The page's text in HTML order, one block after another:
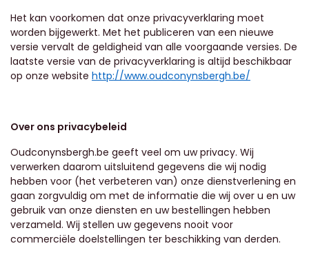
Het kan voorkomen dat onze privacyverklaring moet
worden bijgewerkt. Met het publiceren van een nieuwe
versie vervalt de geldigheid van alle voorgaande versies. De
laatste versie van de privacyverklaring is altijd beschikbaar
op onze website http://www.oudconynsbergh.be/
Over ons privacybeleid
Oudconynsbergh.be geeft veel om uw privacy. Wij
verwerken daarom uitsluitend gegevens die wij nodig
hebben voor (het verbeteren van) onze dienstverlening en
gaan zorgvuldig om met de informatie die wij over u en uw
gebruik van onze diensten en uw bestellingen hebben
verzameld. Wij stellen uw gegevens nooit voor
commerciële doelstellingen ter beschikking van derden.